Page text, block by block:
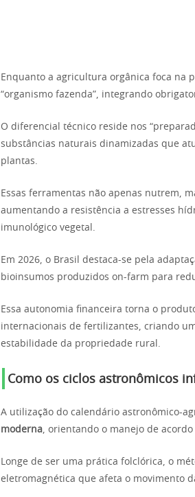
Enquanto a agricultura orgânica foca na
“organismo fazenda”, integrando
O diferencial técnico reside nos
substâncias naturais dinamizadas que
plantas.
Essas ferramentas não apenas nutrem,
aumentando a resistência a estresses
imunológico vegetal.
Em 2026, o Brasil destaca-se pela
bioinsumos produzidos on-farm para
Essa autonomia financeira torna o
internacionais de fertilizantes, criando
estabilidade da propriedade rural.
Como os ciclos astronômicos
A utilização do calendário astronômico-
moderna, orientando o manejo de
Longe de ser uma prática folclórica, o
eletromagnética que afeta o movimento